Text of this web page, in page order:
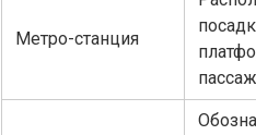
Метро-станция